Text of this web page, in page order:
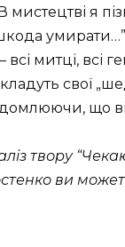
мистецтві я
умирати…”!
всі митці, всі
свої
що
твору
ви